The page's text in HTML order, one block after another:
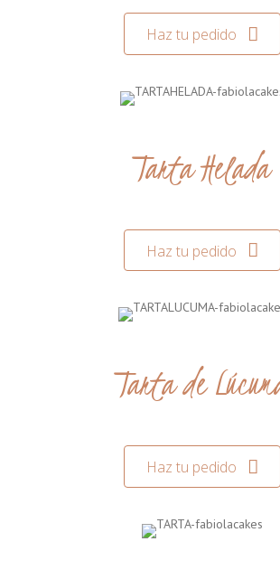
Haz tu pedido
Tarta Helada
Haz tu pedido
Tarta de
Haz tu pedido